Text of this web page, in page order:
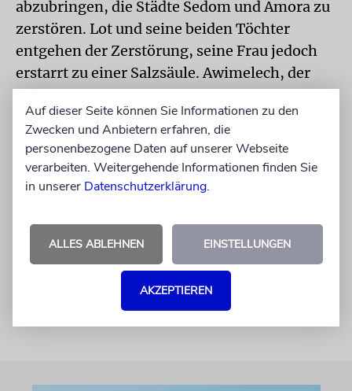
abzubringen, die Städte Sedom und Amora zu
zerstören. Lot und seine beiden Töchter
entgehen der Zerstörung, seine Frau jedoch
erstarrt zu einer Salzsäule. Awimelech, der
König von Gerar, nimmt Sara zur Frau,
nachdem Awraham behauptet hat, sie sei
seine Schwester. Dem alten Ehepaar Awraham
und Sara wird ein Sohn geboren: Jizchak.
Hagar und ihr Sohn Jischmael werden
Ewige Awraham: Er befiehlt ihm, Jizchak zu
opfern.
1. Buch Mose 18,1 – 22,24
Auf dieser Seite können Sie Informationen zu den
Zwecken und Anbietern erfahren, die
personenbezogene Daten auf unserer Webseite
verarbeiten. Weitergehende Informationen finden Sie
in unserer Datenschutzerklärung.
ALLES ABLEHNEN EINSTELLUNGEN
AKZEPTIEREN